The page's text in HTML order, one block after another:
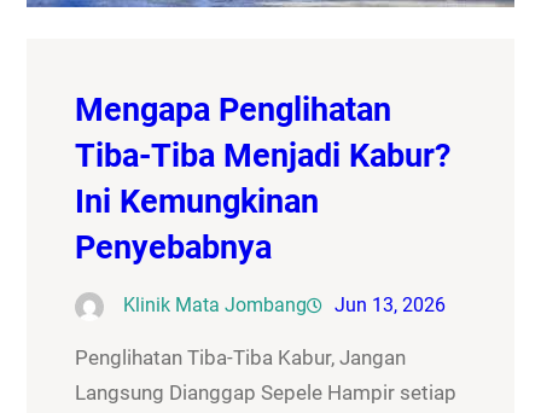
Mengapa Penglihatan
Tiba-Tiba Menjadi Kabur?
Ini Kemungkinan
Penyebabnya
Klinik Mata Jombang Jun 13, 2026
Penglihatan Tiba-Tiba Kabur, Jangan
Langsung Dianggap Sepele Hampir setiap